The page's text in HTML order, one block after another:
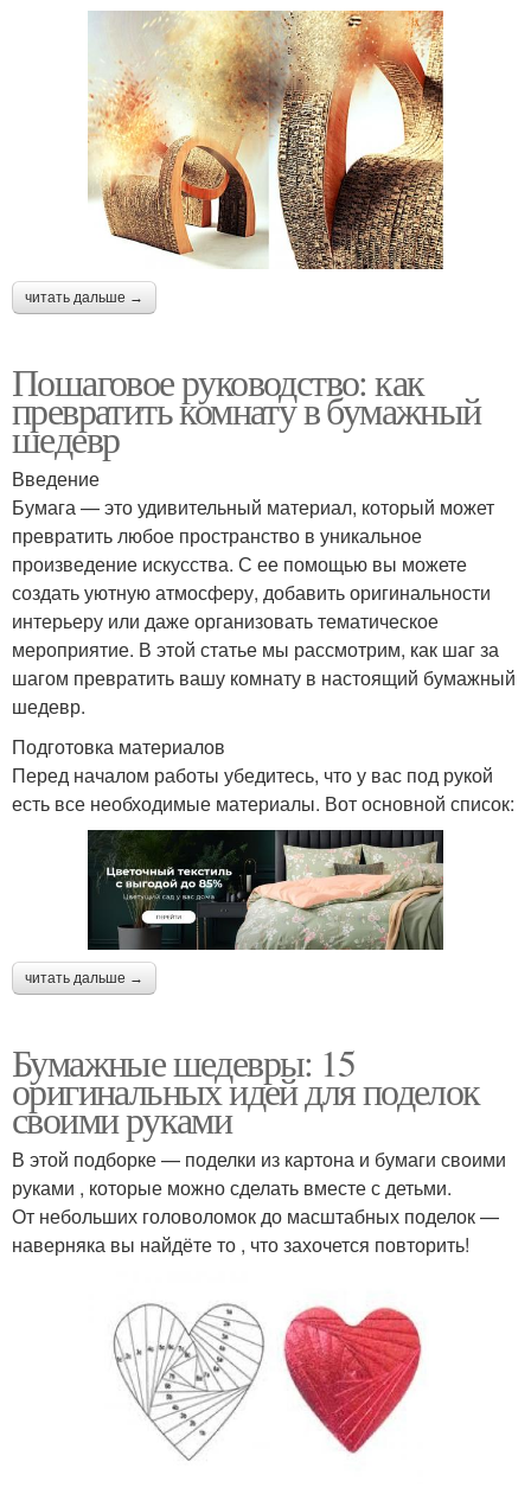
читать дальше →
Пошаговое руководство: как
превратить комнату в бумажный
шедевр
Введение
Бумага — это удивительный материал, который может
превратить любое пространство в уникальное
произведение искусства. С ее помощью вы можете
создать уютную атмосферу, добавить оригинальности
интерьеру или даже организовать тематическое
мероприятие. В этой статье мы рассмотрим, как шаг за
шагом превратить вашу комнату в настоящий бумажный
шедевр.
Подготовка материалов
Перед началом работы убедитесь, что у вас под рукой
есть все необходимые материалы. Вот основной список:
читать дальше →
Бумажные шедевры: 15
оригинальных идей для поделок
своими руками
В этой подборке — поделки из картона и бумаги своими
руками , которые можно сделать вместе с детьми.
От небольших головоломок до масштабных поделок —
наверняка вы найдёте то , что захочется повторить!